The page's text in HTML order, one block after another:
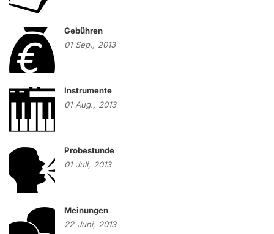
Gebühren
01 Sep., 2013
Instrumente
01 Aug., 2013
Probestunde
01 Juli, 2013
Meinungen
22 Juni, 2013